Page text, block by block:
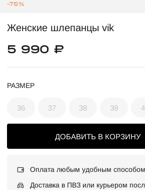
-75%
Женские шлепанцы vik
5 990 ₽
РАЗМЕР
36 37 38 39
ДОБАВИТЬ В КОРЗИНУ
Оплата любым удобным способом
Доставка в ПВЗ или курьером